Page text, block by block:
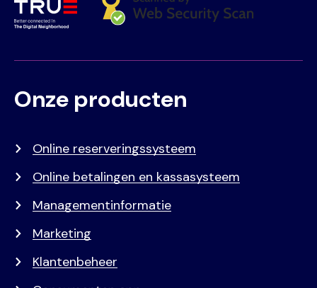
Voet
Primair
Onze producten
Online reserveringssysteem
Online betalingen en kassasysteem
Managementinformatie
Marketing
Klantenbeheer